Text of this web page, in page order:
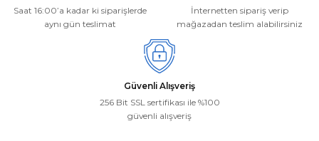
Saat 16:00’a kadar ki siparişlerde
aynı gün teslimat
İnternetten sipariş verip
mağazadan teslim alabilirsiniz
Güvenli Alışveriş
256 Bit SSL sertifikası ile %100
güvenli alışveriş